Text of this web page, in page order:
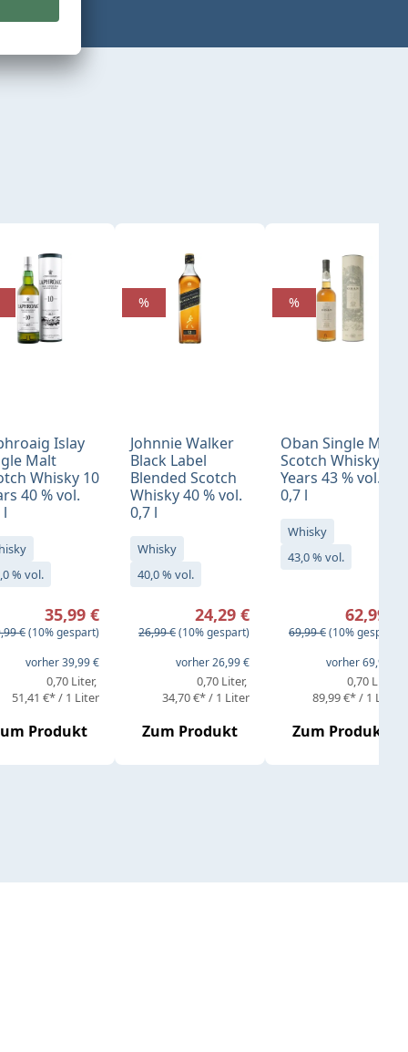
Islay
Malt
Whisky 10
40 % vol.
l
% vol.
35,99 €
Preis:
€(10% gespart)
vorher 39,99 €
0,70 Liter
51,41 €* / 1 Liter
Produkt
Johnnie Walker
Black Label
Blended Scotch
Whisky 40 % vol.
0,7 l
Whisky
40,0 % vol.
Verkaufspreis:
24,29 €
Regulärer Preis:
26,99 €(10% gespart)
vorher 26,99 €
0,70 Liter
34,70 €* / 1 Liter
Zum Produkt
%
Oban Single Malt
Scotch Whisky 14
Years 43 % vol.
0,7 l
Whisky
43,0 % vol.
Verkaufspreis:
62,99 €
Regulärer Preis:
69,99 €(10% gespart)
vorher 69,99 €
0,70 Liter
89,99 €* / 1 Liter
Zum Produkt
%